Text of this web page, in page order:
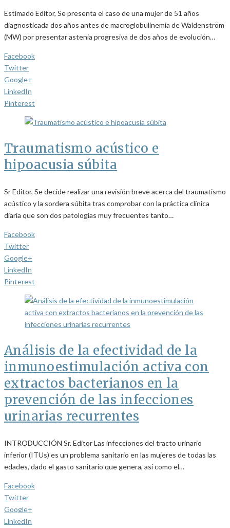
Estimado Editor, Se presenta el caso de una mujer de 51 años
diagnosticada dos años antes de macroglobulinemia de Waldenström
(MW) por presentar astenia progresiva de dos años de evolución…
Facebook
Twitter
Google+
LinkedIn
Pinterest
Traumatismo acústico e
hipoacusia súbita
Sr Editor, Se decide realizar una revisión breve acerca del traumatismo
acústico y la sordera súbita tras comprobar con la práctica clínica
diaria que son dos patologías muy frecuentes tanto…
Facebook
Twitter
Google+
LinkedIn
Pinterest
Análisis de la efectividad de la
inmunoestimulación activa con
extractos bacterianos en la
prevención de las infecciones
urinarias recurrentes
INTRODUCCIÓN Sr. Editor Las infecciones del tracto urinario
inferior (ITUs) es un problema sanitario en las mujeres de todas las
edades, dado el gasto sanitario que genera, así como el…
Facebook
Twitter
Google+
LinkedIn